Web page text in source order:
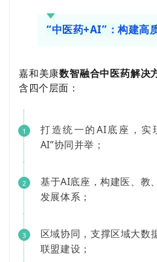
“中医药+AI”：构建高
嘉和美康数智融合中医药解决
含四个层面：
1
打造统一的AI底座，实
AI”协同并举；
2
基于AI底座，构建医、教
发展体系；
3
区域协同，支撑区域大数
联盟建设；